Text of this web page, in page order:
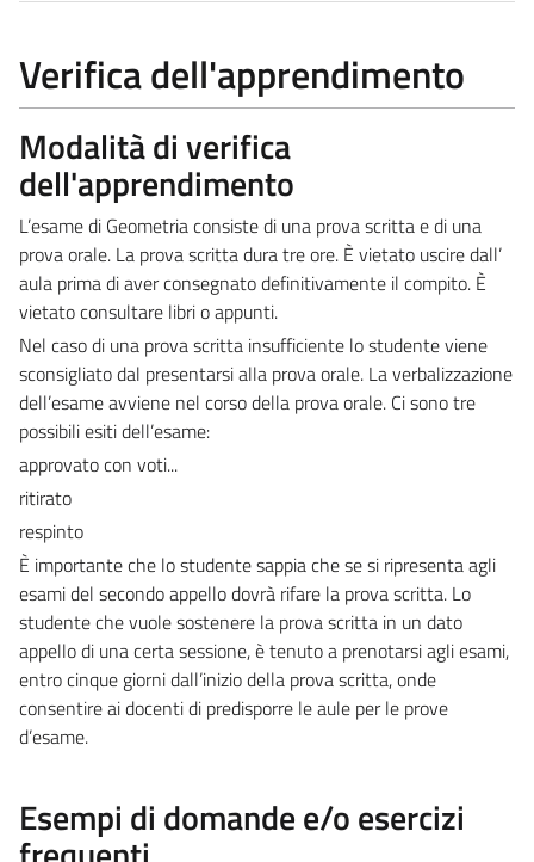
Verifica dell'apprendimento
Modalità di verifica
dell'apprendimento
L’esame di Geometria consiste di una prova scritta e di una
prova orale. La prova scritta dura tre ore. È vietato uscire dall’
aula prima di aver consegnato definitivamente il compito. È
vietato consultare libri o appunti.
Nel caso di una prova scritta insufficiente lo studente viene
sconsigliato dal presentarsi alla prova orale. La verbalizzazione
dell’esame avviene nel corso della prova orale. Ci sono tre
possibili esiti dell’esame:
approvato con voti...
ritirato
respinto
È importante che lo studente sappia che se si ripresenta agli
esami del secondo appello dovrà rifare la prova scritta. Lo
studente che vuole sostenere la prova scritta in un dato
appello di una certa sessione, è tenuto a prenotarsi agli esami,
entro cinque giorni dall’inizio della prova scritta, onde
consentire ai docenti di predisporre le aule per le prove
d’esame.
Esempi di domande e/o esercizi